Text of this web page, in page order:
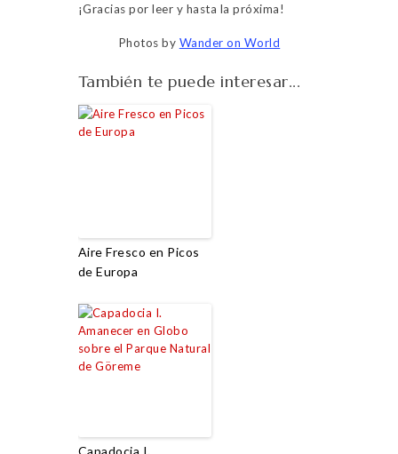
¡Gracias por leer y hasta la próxima!
Photos by Wander on World
También te puede interesar...
Aire Fresco en Picos
de Europa